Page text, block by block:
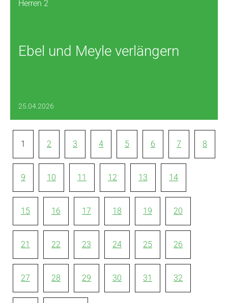
Herren 2
Ebel und Meyle verlängern
25.04.2026
1 2 3 4 5 6 7 8
9 10 11 12 13 14
15 16 17 18 19 20
21 22 23 24 25 26
27 28 29 30 31 32